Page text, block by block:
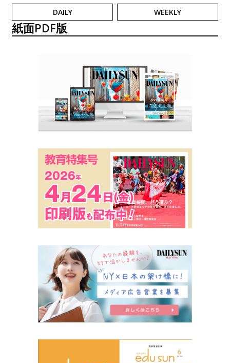
DAILY WEEKLY
紙面PDF版